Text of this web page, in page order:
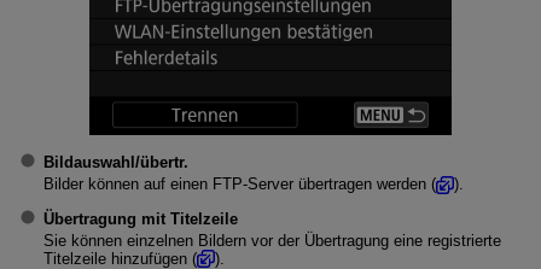
Bildauswahl/übertr.
Bilder können auf einen FTP-Server übertragen werden (
).
Übertragung mit Titelzeile
Sie können einzelnen Bildern vor der Übertragung eine registrierte
Titelzeile hinzufügen (
).